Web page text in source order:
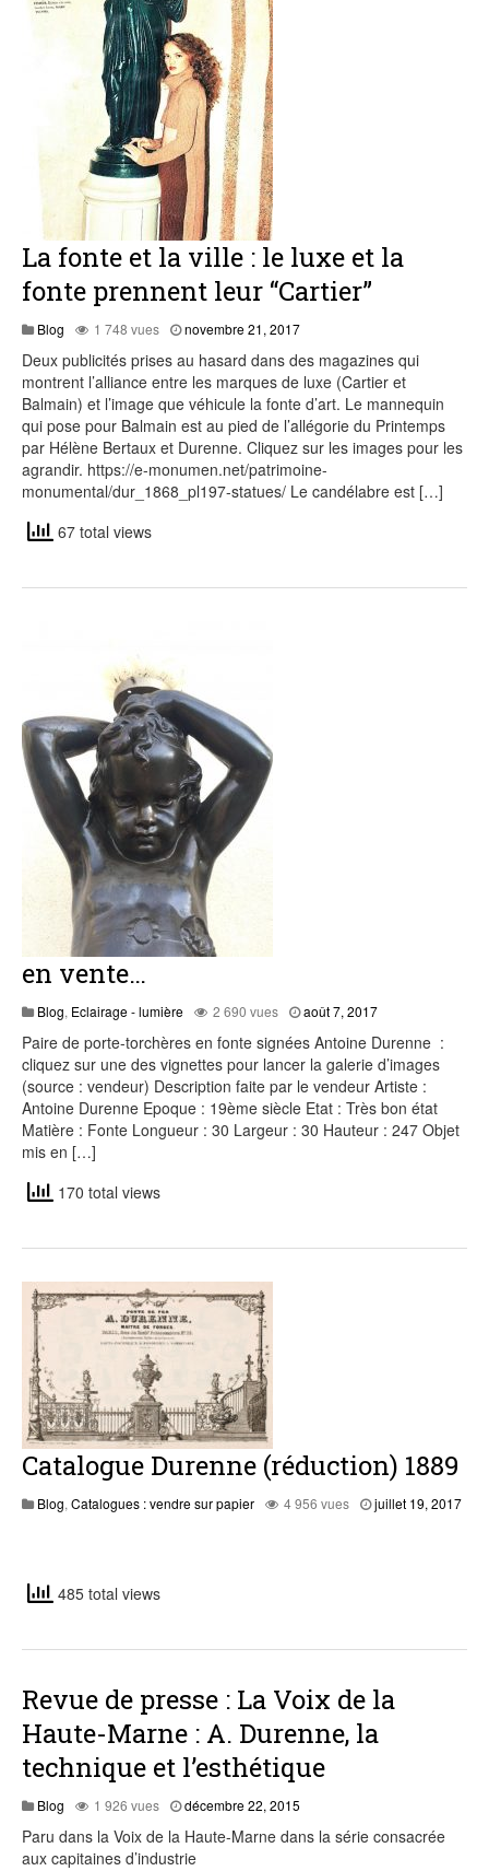
La fonte et la ville : le luxe et la
fonte prennent leur “Cartier”
Blog 1 748 vues novembre 21, 2017novembre
2017
Deux publicités prises au hasard dans des magazines qui
montrent l’alliance entre les marques de luxe (Cartier et
Balmain) et l’image que véhicule la fonte d’art. Le mannequin
qui pose pour Balmain est au pied de l’allégorie du Printemps
par Hélène Bertaux et Durenne. Cliquez sur les images pour les
agrandir. https://e-monumen.net/patrimoine-
monumental/dur_1868_pl197-statues/ Le candélabre est […]
67 total views
en vente…
Blog, Eclairage - lumière 2 690 vues août 7, 2017
Paire de porte-torchères en fonte signées Antoine Durenne :
cliquez sur une des vignettes pour lancer la galerie d’images
(source : vendeur) Description faite par le vendeur Artiste :
Antoine Durenne Epoque : 19ème siècle Etat : Très bon état
Matière : Fonte Longueur : 30 Largeur : 30 Hauteur : 247 Objet
mis en […]
170 total views
Catalogue Durenne (réduction) 1889
Blog, Catalogues : vendre sur papier 4 956 vues
juillet 19, 2017
485 total views
Revue de presse : La Voix de la
Haute-Marne : A. Durenne, la
technique et l’esthétique
Blog 1 926 vues décembre 22, 2015
2015
Paru dans la Voix de la Haute-Marne dans la série consacrée
aux capitaines d’industrie